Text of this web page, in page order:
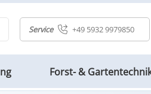
Service +49 5932 9979850
Forst- &